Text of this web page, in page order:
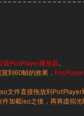
裝PotPlayer播放器。
到60幀的效果，
文件直接拖放到
加載iso之後，再将虛拟光